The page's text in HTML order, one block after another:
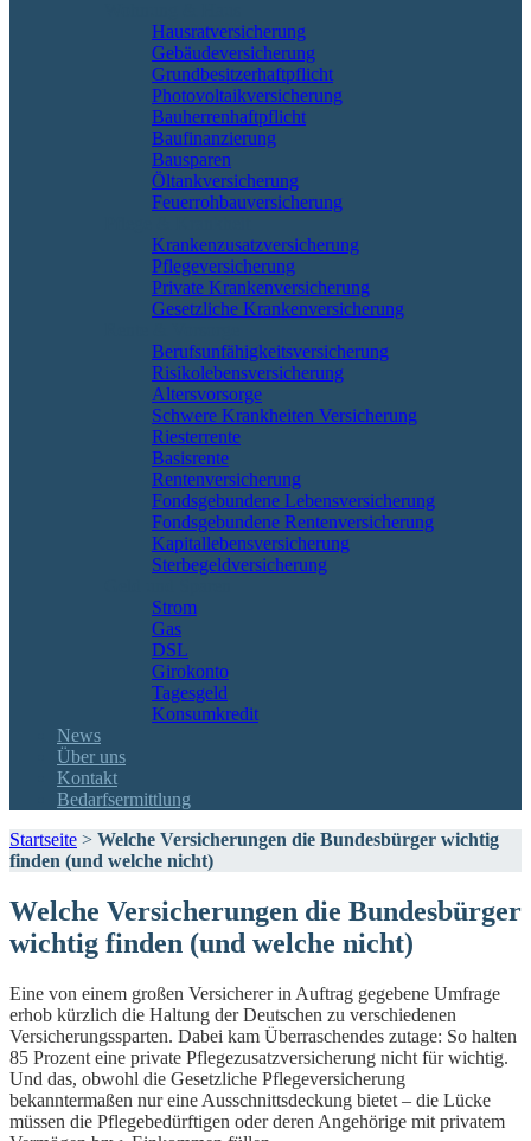
Hausratversicherung
Gebäudeversicherung
Grundbesitzerhaftpflicht
Photovoltaikversicherung
Bauherrenhaftpflicht
Baufinanzierung
Bausparen
Öltankversicherung
Feuerrohbauversicherung
Krankenzusatzversicherung
Pflegeversicherung
Private Krankenversicherung
Gesetzliche Krankenversicherung
Berufs­unfähigkeitsversicherung
Risikolebensversicherung
Altersvorsorge
Schwere Krankheiten Versicherung
Riesterrente
Basisrente
Rentenversicherung
Fondsgebundene Lebensversicherung
Fondsgebundene Rentenversicherung
Kapitallebensversicherung
Sterbegeldversicherung
Strom
Gas
DSL
Girokonto
Tagesgeld
Konsumkredit
News
Über uns
Kontakt
Bedarfsermittlung
Startseite > Welche Versicherungen die Bundesbürger wichtig
finden (und welche nicht)
Welche Versicherungen die Bundesbürger
wichtig finden (und welche nicht)
Eine von einem großen Versicherer in Auftrag gegebene Umfrage
erhob kürzlich die Haltung der Deutschen zu verschiedenen
Versicherungssparten. Dabei kam Überraschendes zutage: So halten
85 Prozent eine private Pflegezusatzversicherung nicht für wichtig.
Und das, obwohl die Gesetzliche Pflegeversicherung
bekanntermaßen nur eine Ausschnittsdeckung bietet – die Lücke
müssen die Pflegebedürftigen oder deren Angehörige mit privatem